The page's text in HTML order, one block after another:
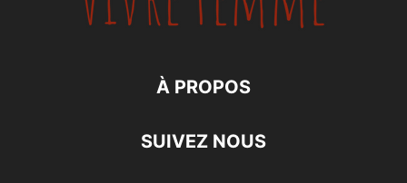
À PROPOS
SUIVEZ NOUS